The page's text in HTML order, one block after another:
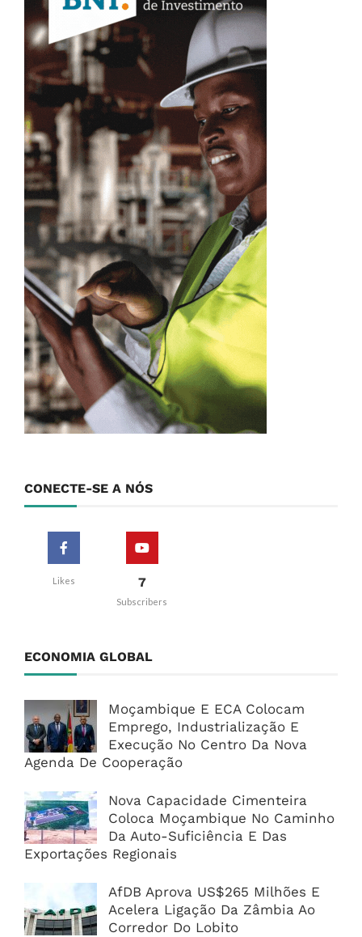
CONECTE-SE A NÓS
Likes 7
Subscribers
ECONOMIA GLOBAL
Moçambique E ECA Colocam
Emprego, Industrialização E
Execução No Centro Da Nova
Agenda De Cooperação
Nova Capacidade Cimenteira
Coloca Moçambique No Caminho
Da Auto-Suficiência E Das
Exportações Regionais
AfDB Aprova US$265 Milhões E
Acelera Ligação Da Zâmbia Ao
Corredor Do Lobito